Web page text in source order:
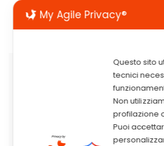
complesse:
reali in
My Agile Privacy®
Questo sito
tecnici
Non
profilazione
Puoi